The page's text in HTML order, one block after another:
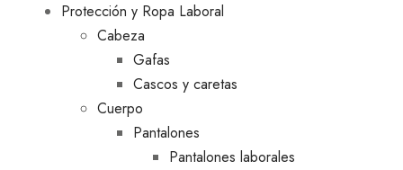
Protección y Ropa Laboral
Cabeza
Gafas
Cascos y caretas
Cuerpo
Pantalones
Pantalones laborales